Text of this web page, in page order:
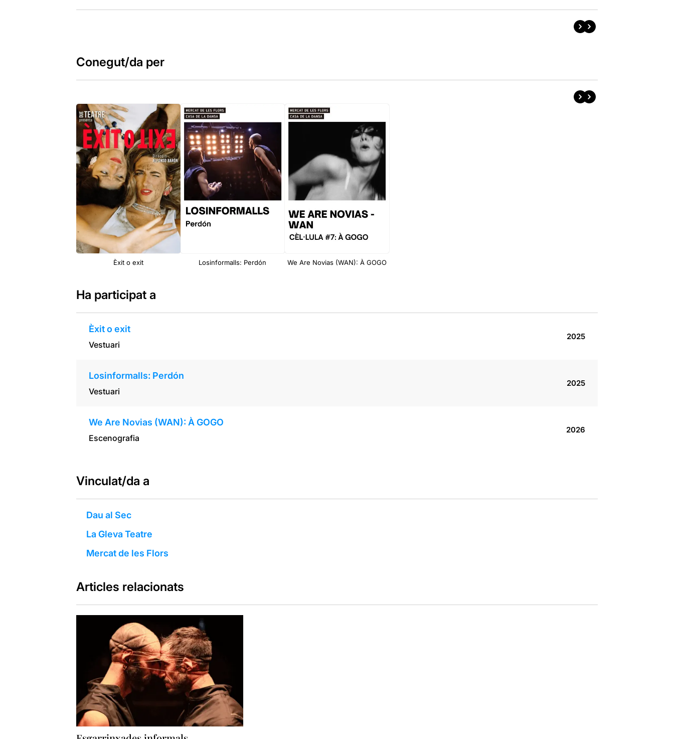
Conegut/da per
Èxit o exit Losinformalls: Perdón We Are Novias (WAN): À GOGO
Ha participat a
Èxit o exit
Vestuari
2025
Losinformalls: Perdón
Vestuari
2025
We Are Novias (WAN): À GOGO
Escenografia
2026
Vinculat/da a
Dau al Sec
La Gleva Teatre
Mercat de les Flors
Articles relacionats